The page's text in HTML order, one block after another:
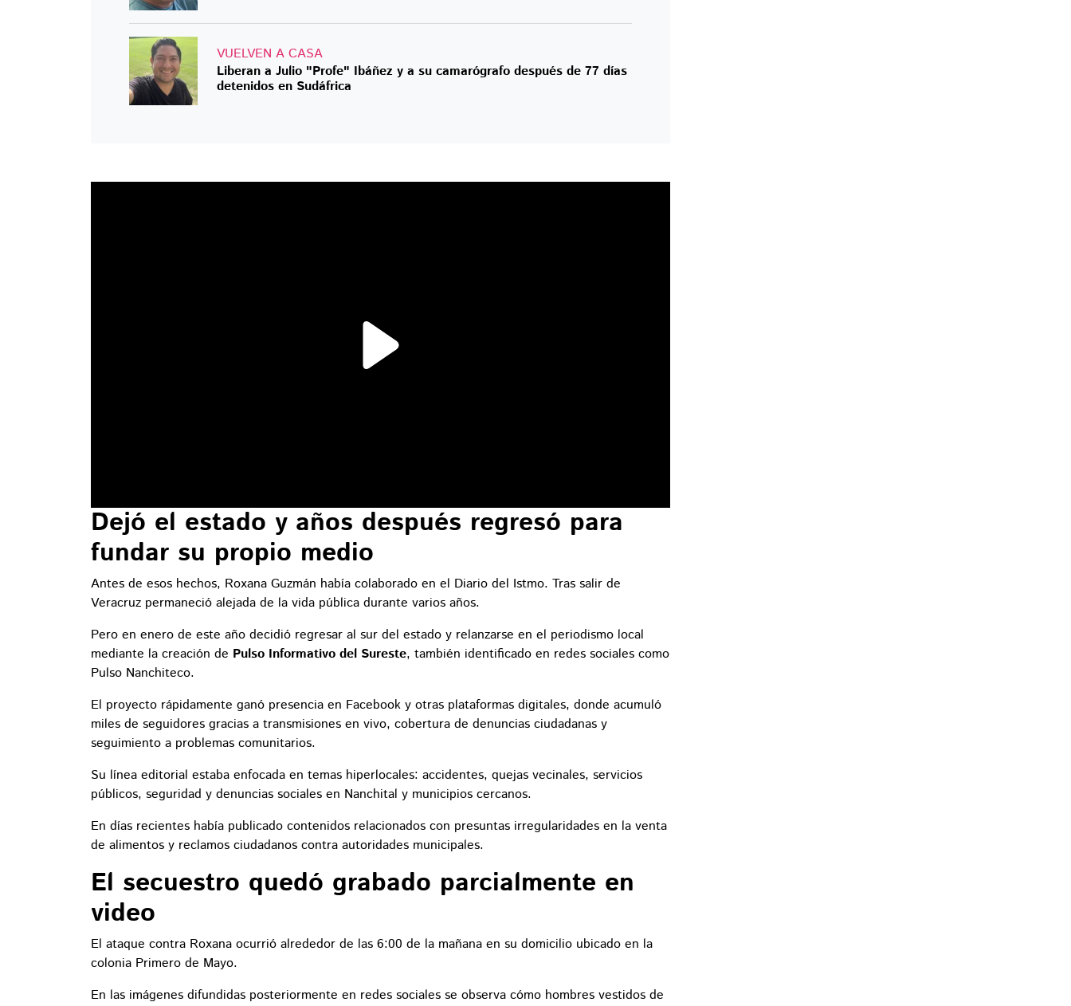
VUELVEN A CASA
Liberan a Julio "Profe" Ibáñez y a su camarógrafo después de 77 días
detenidos en Sudáfrica
Dejó el estado y años después regresó para
fundar su propio medio
Antes de esos hechos, Roxana Guzmán había colaborado en el Diario del Istmo. Tras salir de
Veracruz permaneció alejada de la vida pública durante varios años.
Pero en enero de este año decidió regresar al sur del estado y relanzarse en el periodismo local
mediante la creación de Pulso Informativo del Sureste, también identificado en redes sociales como
Pulso Nanchiteco.
El proyecto rápidamente ganó presencia en Facebook y otras plataformas digitales, donde acumuló
miles de seguidores gracias a transmisiones en vivo, cobertura de denuncias ciudadanas y
seguimiento a problemas comunitarios.
Su línea editorial estaba enfocada en temas hiperlocales: accidentes, quejas vecinales, servicios
públicos, seguridad y denuncias sociales en Nanchital y municipios cercanos.
En días recientes había publicado contenidos relacionados con presuntas irregularidades en la venta
de alimentos y reclamos ciudadanos contra autoridades municipales.
El secuestro quedó grabado parcialmente en
video
El ataque contra Roxana ocurrió alrededor de las 6:00 de la mañana en su domicilio ubicado en la
colonia Primero de Mayo.
En las imágenes difundidas posteriormente en redes sociales se observa cómo hombres vestidos de